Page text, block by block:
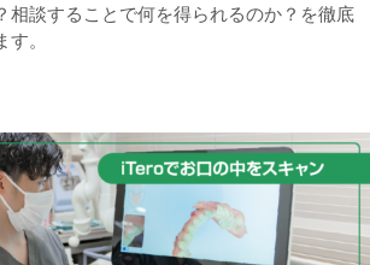
相談することで何を得られるのか？を徹底
。